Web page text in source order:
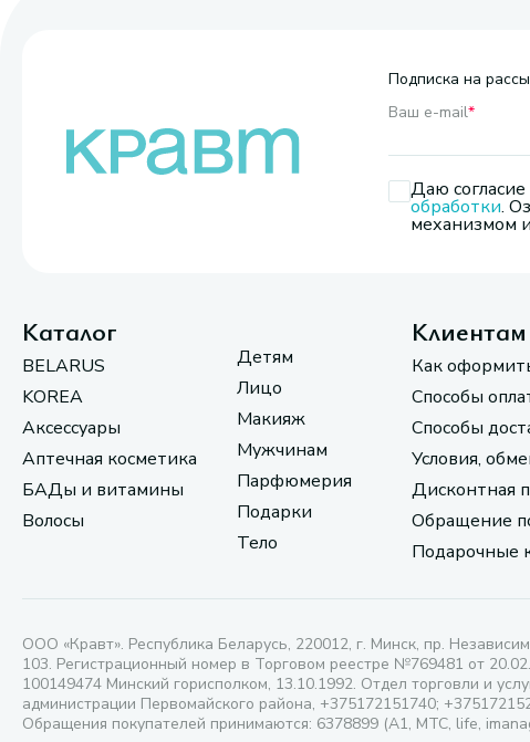
Подписка на
Ваш e-mail*
Даю
обработки.
механизмом
Каталог
BELARUS
KOREA
Аксессуары
Аптечная косметика
БАДы и витамины
Волосы
Детям
Лицо
Макияж
Мужчинам
Парфюмерия
Подарки
Тело
Клиентам
Как
Способы
Способы
Условия,
Дисконтная
Обращение
Подарочные
ООО «Кравт». Республика Беларусь, 220012, г. Минск, пр.
103. Регистрационный номер в Торговом реестре №769481 от
100149474 Минский горисполком, 13.10.1992. Отдел торговли и
администрации Первомайского района, +375172151740;
Обращения покупателей принимаются: 6378899 (А1, МТС, life,